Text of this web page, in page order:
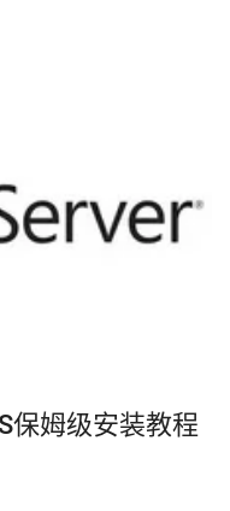
保姆级安装教程